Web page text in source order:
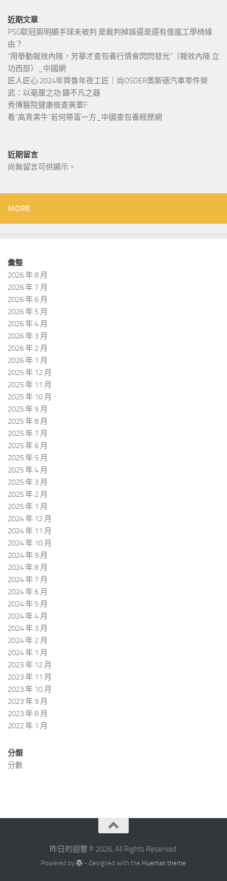
近期文章
PSG歐冠兩明顯手球未被判 是裁判掉誤還是還有億嵐工學椅緣
由？
“用舉動報效內陸，芳華才查包養行情會閃閃發光”（報效內陸 立
功西部）_中國網
匠人匠心·2024年齊魯年夜工匠｜尚OSDER奧斯德汽車零件榮
武：以毫厘之功 鑄不凡之器
秀傳醫院健康檢查美軍F
看“高青黑牛”若何帶富一方_中國查包養經歷網
近期留言
尚無留言可供顯示。
MORE
彙整
2026 年 8 月
2026 年 7 月
2026 年 6 月
2026 年 5 月
2026 年 4 月
2026 年 3 月
2026 年 2 月
2026 年 1 月
2025 年 12 月
2025 年 11 月
2025 年 10 月
2025 年 9 月
2025 年 8 月
2025 年 7 月
2025 年 6 月
2025 年 5 月
2025 年 4 月
2025 年 3 月
2025 年 2 月
2025 年 1 月
2024 年 12 月
2024 年 11 月
2024 年 10 月
2024 年 9 月
2024 年 8 月
2024 年 7 月
2024 年 6 月
2024 年 5 月
2024 年 4 月
2024 年 3 月
2024 年 2 月
2024 年 1 月
2023 年 12 月
2023 年 11 月
2023 年 10 月
2023 年 9 月
2023 年 8 月
2022 年 1 月
分類
分數
昨日的迴響 © 2026. All Rights Reserved.
Powered by - Designed with the Hueman theme